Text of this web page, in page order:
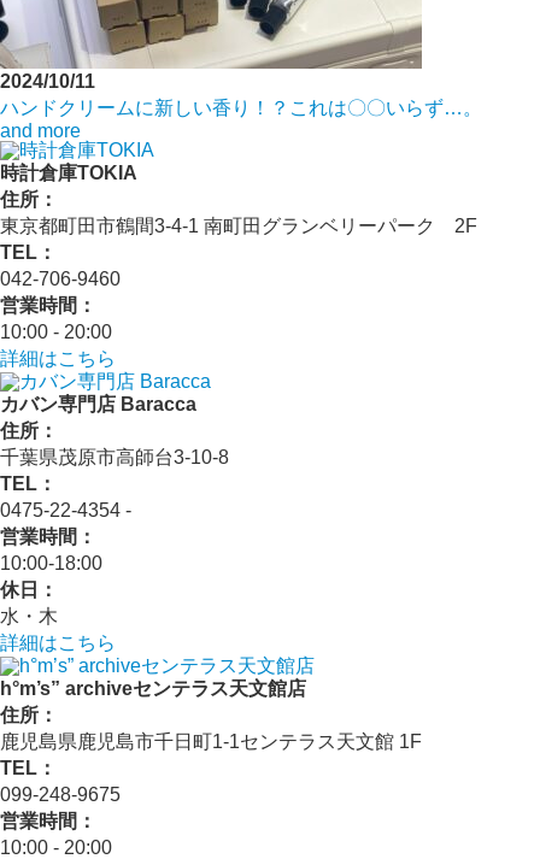
2024/10/11
ハンドクリームに新しい香り！？これは〇〇いらず…。
and more
時計倉庫TOKIA
住所：
東京都町田市鶴間3-4-1 南町田グランベリーパーク 2F
TEL：
042-706-9460
営業時間：
10:00 - 20:00
詳細はこちら
カバン専門店 Baracca
住所：
千葉県茂原市高師台3-10-8
TEL：
0475-22-4354 ‐
営業時間：
10:00‐18:00
休日：
水・木
詳細はこちら
h°m’s” archiveセンテラス天文館店
住所：
鹿児島県鹿児島市千日町1-1センテラス天文館 1F
TEL：
099-248-9675
営業時間：
10:00 ‐ 20:00